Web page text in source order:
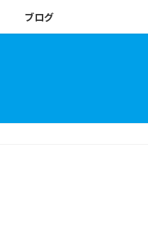
ブログ